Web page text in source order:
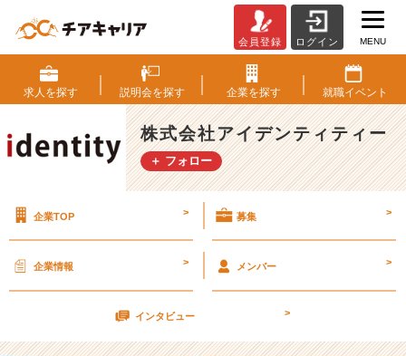
強、
勉
強！！！
【株
式
会
デ
ィ
テ
会員登録 ログイン MENU
求人を探す 説明会を探す 企業を探す 就職イベント
株式会社アイデンティティー
＋ フォロー
企業TOP > 募集 >
企業情報 > メンバー >
インタビュー >